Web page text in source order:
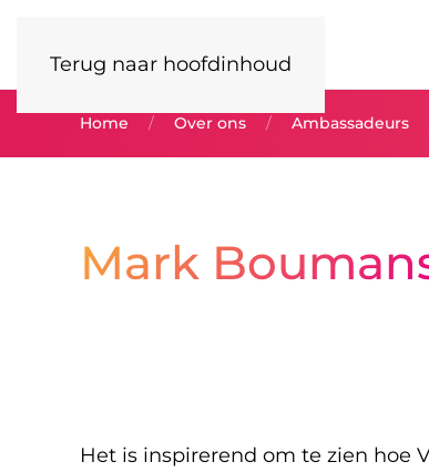
Terug naar hoofdinhoud
Home Over ons Ambassadeurs
Mark
Het is inspirerend om te zien hoe